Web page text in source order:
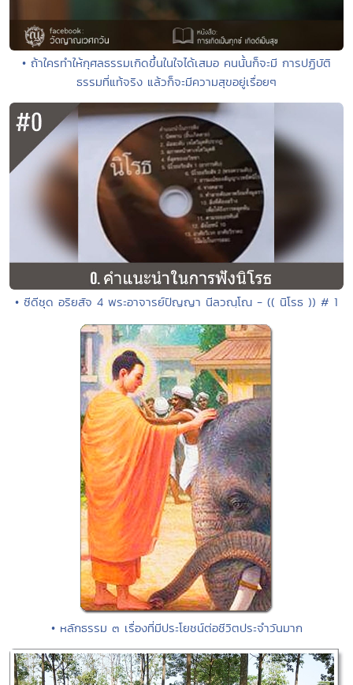
• ถ้าใครทำให้กุศลธรรมเกิดขึ้นในใจได้เสมอ คนนั้นก็จะมี การปฏิบัติ
ธรรมที่แท้จริง แล้วก็จะมีความสุขอยู่เรื่อยๆ
• ซีดีชุด อริยสัจ 4 พระอาจารย์ปัญญา นีลวณฺโณ - (( นิโรธ )) # 1
• หลักธรรม ๓ เรื่องที่มีประโยชน์ต่อชีวิตประจำวันมาก